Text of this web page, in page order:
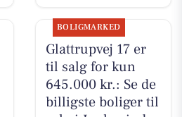
BOLIGMARKED
Glattrupvej 17 er
til salg for kun
645.000 kr.: Se de
billigste boliger til